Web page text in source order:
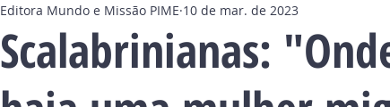
Scalabrinianas:
Editora Mundo e Missão PIME 10 de mar. de 2023